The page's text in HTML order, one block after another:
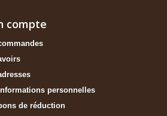
compte
personnelles
de réduction